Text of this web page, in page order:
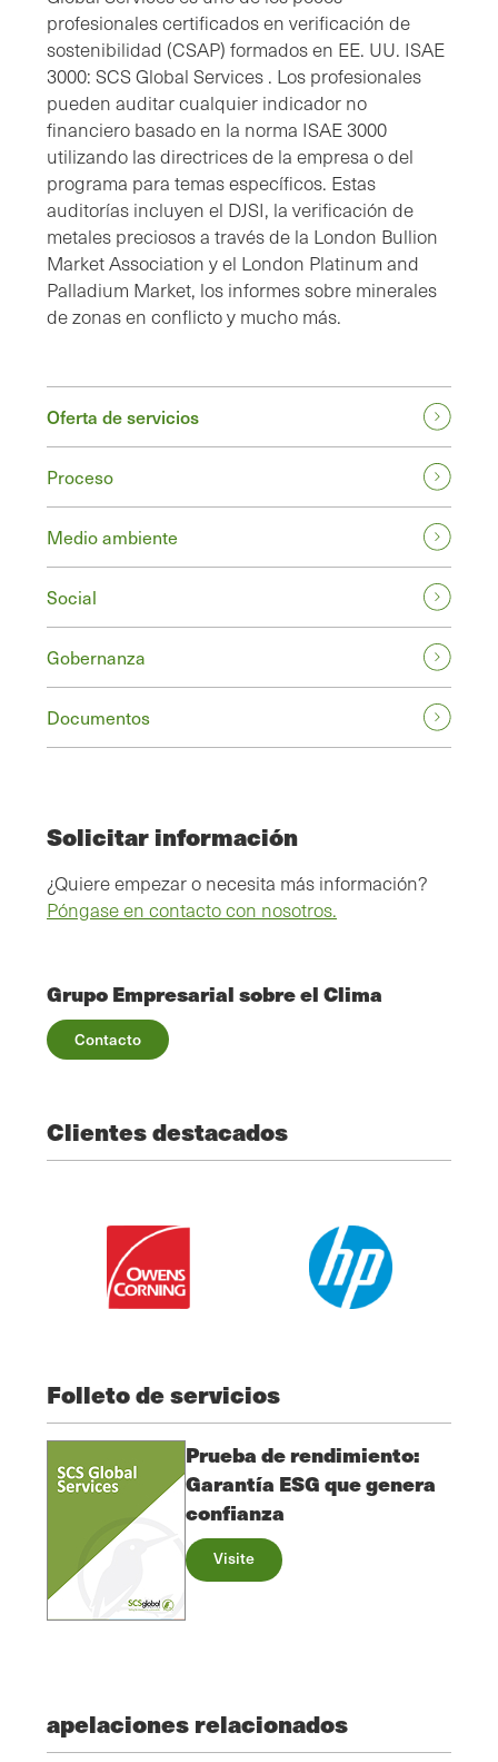
profesionales certificados en verificación de
sostenibilidad (CSAP) formados en EE. UU. ISAE
3000: SCS Global Services . Los profesionales
pueden auditar cualquier indicador no
financiero basado en la norma ISAE 3000
utilizando las directrices de la empresa o del
programa para temas específicos. Estas
auditorías incluyen el DJSI, la verificación de
metales preciosos a través de la London Bullion
Market Association y el London Platinum and
Palladium Market, los informes sobre minerales
de zonas en conflicto y mucho más.
Oferta de servicios
Proceso
Medio ambiente
Social
Gobernanza
Documentos
Solicitar información
¿Quiere empezar o necesita más información?
Póngase en contacto con nosotros.
Grupo Empresarial sobre el Clima
Contacto
Clientes destacados
Folleto de servicios
Prueba de rendimiento:
Garantía ESG que genera
confianza
Visite
apelaciones relacionados